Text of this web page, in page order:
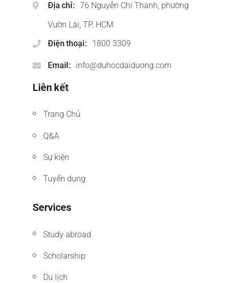
Địa chỉ
76 Nguyễn Chí Thanh, phường
Vườn Lài, TP. HCM
Điện thoại
1800 3309
Email info@duhocdaiduong.com
Liên kết
Trang Chủ
Q&A
Sự kiện
Tuyển dụng
Services
Study abroad
Scholarship
Du lịch